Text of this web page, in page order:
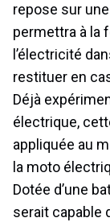
repose sur
permettra à la
l’électricité
restituer en
Déjà
électrique,
appliquée au
la moto
Dotée d’une
serait capable